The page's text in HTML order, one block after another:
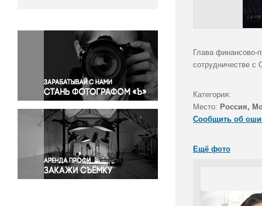
Окружающая среда
Политика
Правосудие
Происшествия и конфликты
Религия
Светская жизнь
Спорт
Экология
Экономика и бизнес
Глава
сотрудничестве
Категория:
Место: Россия,
Сообщить об
Ещё фото